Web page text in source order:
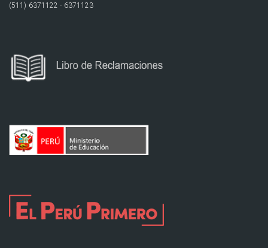
(511) 6371122 - 6371123